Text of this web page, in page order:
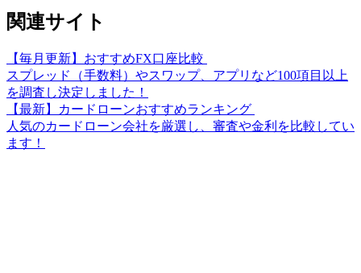
関連サイト
【毎月更新】おすすめFX口座比較
スプレッド（手数料）やスワップ、アプリなど100項目以上
を調査し決定しました！
【最新】カードローンおすすめランキング
人気のカードローン会社を厳選し、審査や金利を比較してい
ます！